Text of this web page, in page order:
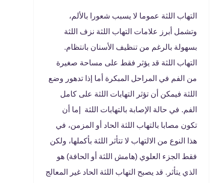
التهاب اللثة عموما لا يسبب شعورا بالألم،
وتشمل أبرز علامات التهاب اللثة نزف اللثة
بسهولة بالرغم من تنظيف الأسنان بانتظام.
التهاب اللثة قد يؤثر فقط على مساحة صغيرة
من الفم في المراحل المبكرة أما إذا تدهور وضع
اللثة فيمكن أن تؤثر التهابات اللثة على كامل
الفم. في حالة الإصابة بالتهابات اللثة إما أن
تكون مصابا بالتهاب اللثة الحاد أو المزمن، في
هذا النوع من الالتهاب لا تتأثر اللثة بأكملها، ولكن
فقط الجزء العلوي (هامش اللثة أو الحافة) هو
الذي يتأثر. قد يصبح التهاب اللثة الحاد غير المعالج